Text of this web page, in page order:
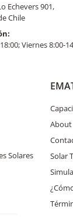
Echevers 901,
Chile
Viernes 8:00-
Solares
About
Solar